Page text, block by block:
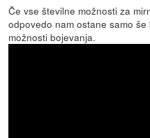
Če vse številne možnosti za
odpovedo nam ostane samo
možnosti bojevanja.